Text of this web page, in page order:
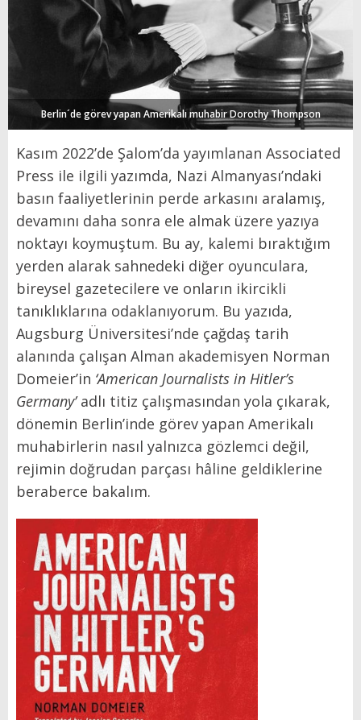
Berlin´de görev yapan Amerikalı muhabir Dorothy Thompson
Kasım 2022’de Şalom’da yayımlanan Associated
Press ile ilgili yazımda, Nazi Almanyası’ndaki
basın faaliyetlerinin perde arkasını aralamış,
devamını daha sonra ele almak üzere yazıya
noktayı koymuştum. Bu ay, kalemi bıraktığım
yerden alarak sahnedeki diğer oyunculara,
bireysel gazetecilere ve onların ikircikli
tanıklıklarına odaklanıyorum. Bu yazıda,
Augsburg Üniversitesi’nde çağdaş tarih
alanında çalışan Alman akademisyen Norman
Domeier’in ‘American Journalists in Hitler’s
Germany’adlı titiz çalışmasından yola çıkarak,
dönemin Berlin’inde görev yapan Amerikalı
muhabirlerin nasıl yalnızca gözlemci değil,
rejimin doğrudan parçası hâline geldiklerine
beraberce bakalım.